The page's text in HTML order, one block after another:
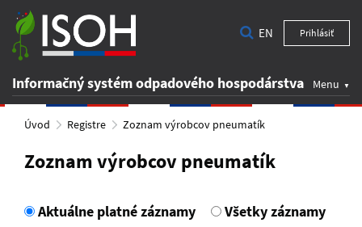
Informačný systém odpadového hospodárstva Menu
EN Prihlásiť
Úvod Registre Zoznam výrobcov pneumatík
Zoznam výrobcov pneumatík
Aktuálne platné záznamy Všetky záznamy